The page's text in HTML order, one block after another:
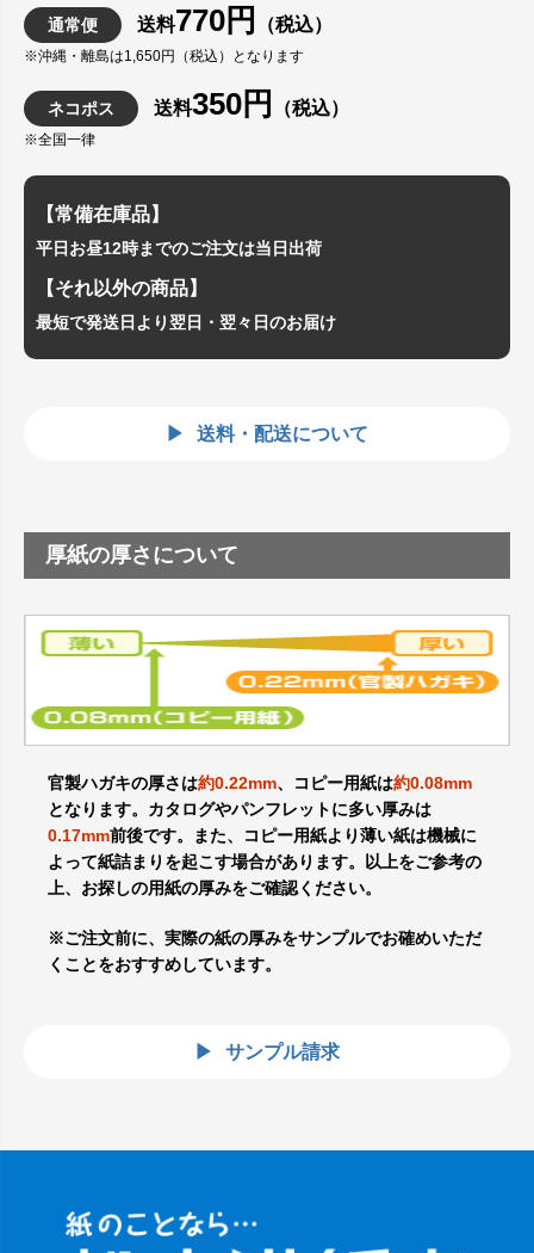
通常便 送料770円 （税込）
※沖縄・離島は1,650円（税込）となります
ネコポス 送料350円 （税込）
※全国一律
【常備在庫品】
平日お昼12時までのご注文は当日出荷
【それ以外の商品】
最短で発送日より翌日・翌々日のお届け
送料・配送について
厚紙の厚さについて
官製ハガキの厚さは約0.22mm、コピー用紙は約0.08mm
となります。カタログやパンフレットに多い厚みは
0.17mm前後です。また、コピー用紙より薄い紙は機械に
よって紙詰まりを起こす場合があります。以上をご参考の
上、お探しの用紙の厚みをご確認ください。
※ご注文前に、実際の紙の厚みをサンプルでお確めいただ
くことをおすすめしています。
サンプル請求